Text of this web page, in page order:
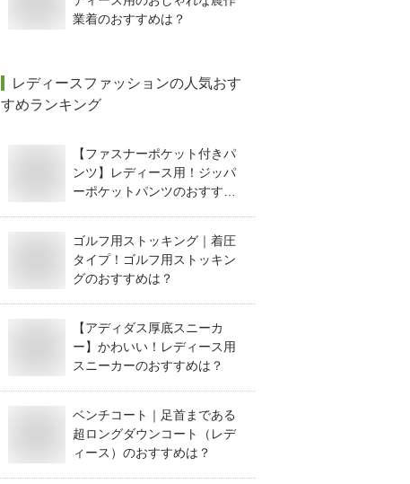
業着のおすすめは？
レディースファッションの人気おす
すめランキング
【ファスナーポケット付きパ
ンツ】レディース用！ジッパ
ーポケットパンツのおすすめ
ゴルフ用ストッキング｜着圧
タイプ！ゴルフ用ストッキン
グのおすすめは？
【アディダス厚底スニーカ
ー】かわいい！レディース用
スニーカーのおすすめは？
ベンチコート｜足首まである
超ロングダウンコート（レデ
ィース）のおすすめは？